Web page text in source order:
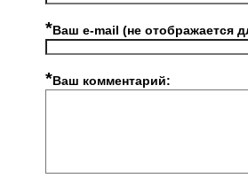
*Ваш e-mail (не отображается
*Ваш комментарий: